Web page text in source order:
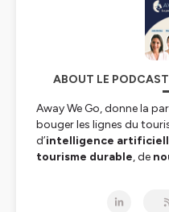
ABOUT LE
Away We Go,donne la
bouger les lignes du
d’intelligence
tourisme durable, de